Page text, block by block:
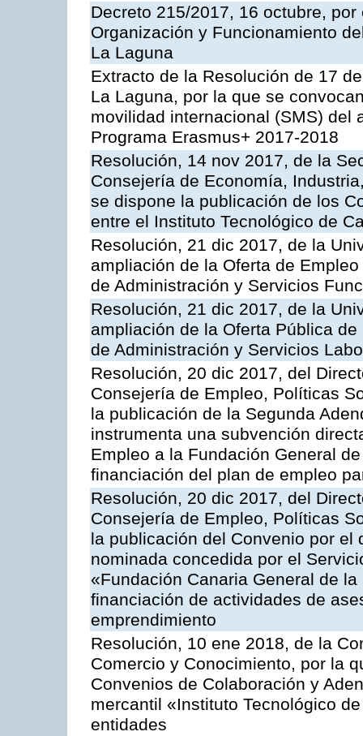
Decreto 215/2017, 16 octubre,
Organización y Funcionamiento
La Laguna
Extracto de la Resolución de 17
La Laguna, por la que se
movilidad internacional (SMS) del
Programa Erasmus+ 2017-2018
Resolución, 14 nov 2017, de la
Consejería de Economía,
se dispone la publicación de los
entre el Instituto Tecnológico de
Resolución, 21 dic 2017, de la
ampliación de la Oferta de
de Administración y Servicios
Resolución, 21 dic 2017, de la
ampliación de la Oferta Pública
de Administración y Servicios
Resolución, 20 dic 2017, del
Consejería de Empleo, Políticas
la publicación de la Segunda
instrumenta una subvención
Empleo a la Fundación General
financiación del plan de empleo
Resolución, 20 dic 2017, del
Consejería de Empleo, Políticas
la publicación del Convenio por
nominada concedida por el
«Fundación Canaria General de
financiación de actividades de
emprendimiento
Resolución, 10 ene 2018, de la
Comercio y Conocimiento, por la
Convenios de Colaboración y
mercantil «Instituto Tecnológico
entidades